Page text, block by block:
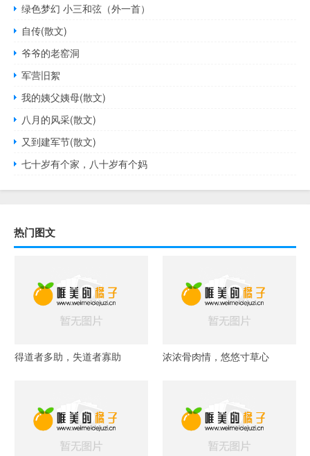
绿色梦幻 小三和弦（外一首）
自传(散文)
爷爷的老窑洞
军营旧絮
我的姨父姨母(散文)
八月的风采(散文)
又到建军节(散文)
七十岁有个家，八十岁有个妈
热门图文
得道者多助，失道者寡助 浓浓骨肉情，悠悠寸草心